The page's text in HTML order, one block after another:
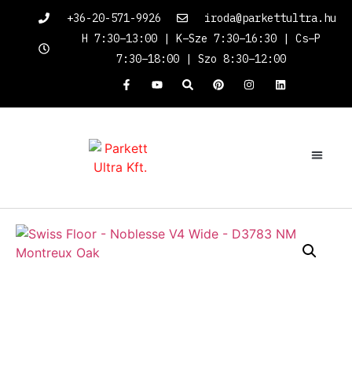
+36-20-571-9926
iroda@parkettultra.hu
H 7:30–13:00 | K–Sze 7:30–16:30 | Cs–P
7:30–18:00 | Szo 8:30–12:00